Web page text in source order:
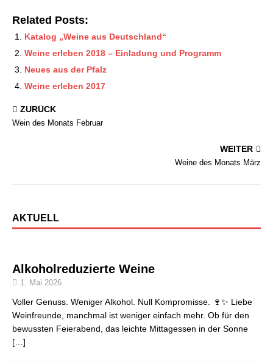
Related Posts:
Katalog „Weine aus Deutschland“
Weine erleben 2018 – Einladung und Programm
Neues aus der Pfalz
Weine erleben 2017
ZURÜCK
Wein des Monats Februar
WEITER
Weine des Monats März
AKTUELL
Alkoholreduzierte Weine
1. Mai 2026
Voller Genuss. Weniger Alkohol. Null Kompromisse. 🍷✨ Liebe
Weinfreunde, manchmal ist weniger einfach mehr. Ob für den
bewussten Feierabend, das leichte Mittagessen in der Sonne
[…]